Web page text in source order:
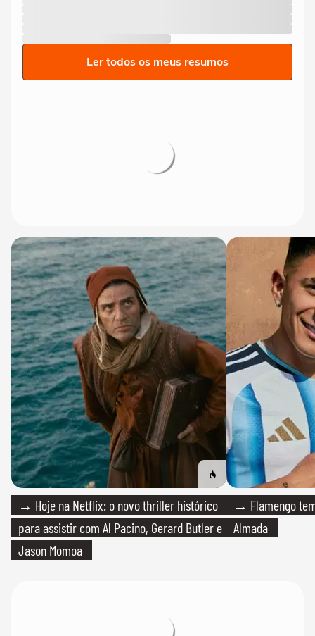
Ler todos os meus resumos
→ Hoje na Netflix: o novo thriller histórico
para assistir com Al Pacino, Gerard Butler e
Jason Momoa
→ Flamengo
Almada